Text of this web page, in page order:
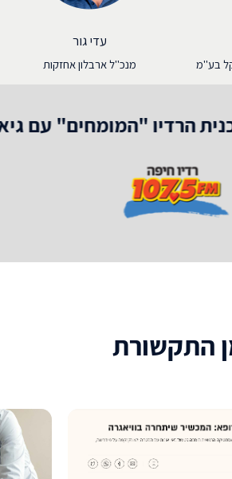
בע"מ
עדי גור
מנכ"ל ארבלון אחזקות
הרדיו "המומחים" עם
התקשורת